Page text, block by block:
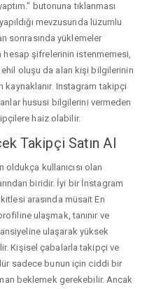
butonuna tıklanması
mevzusunda lüzumlu
sonrasında yüklemeler
hesap şifrelerinin istenmemesi,
oluşu da alan kişi bilgilerinin
kaynaklanır. Instagram takipçi
hususi bilgilerini vermeden
haiz olabilir.
Takipçi Satın Al
oldukça kullanıcısı olan
biridir. İyi bir İnstagram
arasında müsait En
ulaşmak, tanınır ve
ulaşarak yüksek
Kişisel çabalarla takipçi ve
sadece bunun için ciddi bir
beklemek gerekebilir. Ancak